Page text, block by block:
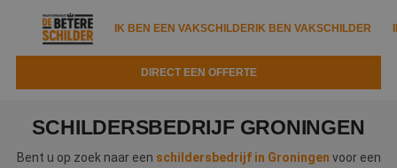
IK BEN EEN VAKSCHILDERIK BEN VAKSCHILDER
DIRECT EEN OFFERTE
SCHILDERSBEDRIJF GRONINGEN
Bent u op zoek naar een schildersbedrijf in Groningen voor een